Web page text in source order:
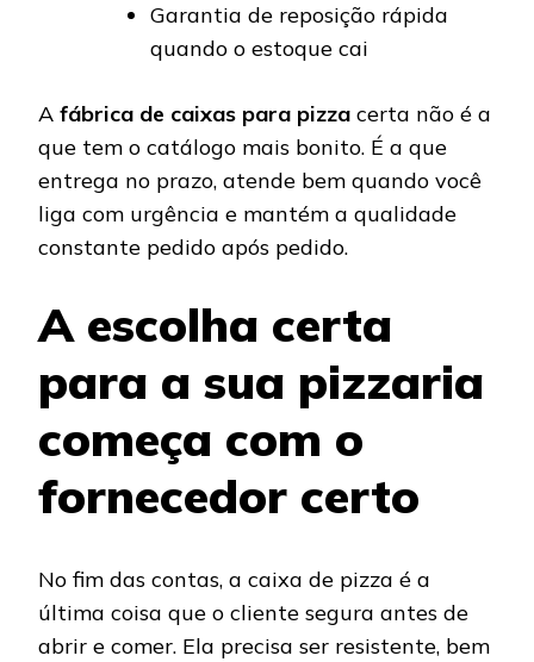
Garantia de reposição rápida
quando o estoque cai
A fábrica de caixas para pizza certa não é a
que tem o catálogo mais bonito. É a que
entrega no prazo, atende bem quando você
liga com urgência e mantém a qualidade
constante pedido após pedido.
A escolha certa
para a sua pizzaria
começa com o
fornecedor certo
No fim das contas, a caixa de pizza é a
última coisa que o cliente segura antes de
abrir e comer. Ela precisa ser resistente, bem